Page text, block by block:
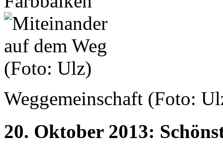
Weggemeinschaft (Foto:
20. Oktober 2013: